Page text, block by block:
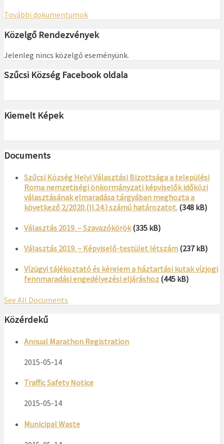
További dokumentumok
Közelgő Rendezvények
Jelenleg nincs közelgő eseményünk.
Szűcsi Község Facebook oldala
Kiemelt Képek
Documents
Szűcsi Község Helyi Választási Bizottsága a települési
Roma nemzetiségi önkormányzati képviselők időközi
választásának elmaradása tárgyában meghozta a
következő 2/2020.(II.24.) számú határozatot. (348 kB)
Választás 2019. – Szavazókörök (335 kB)
Választás 2019. – Képviselő-testület létszám (237 kB)
Vízügyi tájékoztató és kérelem a háztartási kutak vízjogi
fennmaradási engedélyezési eljáráshoz (445 kB)
See All Documents
Közérdekű
Annual Marathon Registration
2015-05-14
Traffic Safety Notice
2015-05-14
Municipal Waste